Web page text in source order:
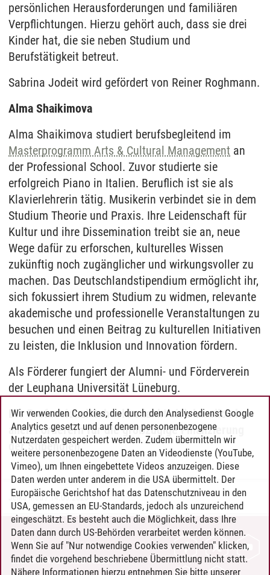
persönlichen Herausforderungen und familiären
Verpflichtungen. Hierzu gehört auch, dass sie drei
Kinder hat, die sie neben Studium und
Berufstätigkeit betreut.
Sabrina Jodeit wird gefördert von Reiner Roghmann.
Alma Shaikimova
Alma Shaikimova studiert berufsbegleitend im
Masterprogramm Arts & Cultural Management an
der Professional School. Zuvor studierte sie
erfolgreich Piano in Italien. Beruflich ist sie als
Klavierlehrerin tätig. Musikerin verbindet sie in dem
Studium Theorie und Praxis. Ihre Leidenschaft für
Kultur und ihre Dissemination treibt sie an, neue
Wege dafür zu erforschen, kulturelles Wissen
zukünftig noch zugänglicher und wirkungsvoller zu
machen. Das Deutschlandstipendium ermöglicht ihr,
sich fokussiert ihrem Studium zu widmen, relevante
akademische und professionelle Veranstaltungen zu
besuchen und einen Beitrag zu kulturellen Initiativen
zu leisten, die Inklusion und Innovation fördern.
Als Förderer fungiert der Alumni- und Förderverein
der Leuphana Universität Lüneburg.
Die Professional School bedankt sich herzlich bei
allen Förderern für die großzügige Finanzierung
der Stipendien.
Jelka Mau/14.05.2025
KONTAKT
LEUPHANA ALS ARBEITGEBER
Wir verwenden Cookies, die durch den Analysedienst Google
Analytics gesetzt und auf denen personenbezogene
Nutzerdaten gespeichert werden. Zudem übermitteln wir
weitere personenbezogene Daten an Videodienste (YouTube,
Vimeo), um Ihnen eingebettete Videos anzuzeigen. Diese
Daten werden unter anderem in die USA übermittelt. Der
Europäische Gerichtshof hat das Datenschutzniveau in den
USA, gemessen an EU-Standards, jedoch als unzureichend
eingeschätzt. Es besteht auch die Möglichkeit, dass Ihre
Daten dann durch US-Behörden verarbeitet werden können.
Wenn Sie auf "Nur notwendige Cookies verwenden" klicken,
findet die vorgehend beschriebene Übermittlung nicht statt.
Nähere Informationen hierzu entnehmen Sie bitte unserer